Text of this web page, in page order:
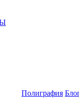
Полиграфия